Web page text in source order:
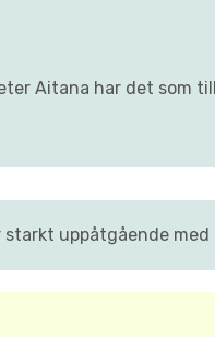
Aitana har det som
uppåtgående